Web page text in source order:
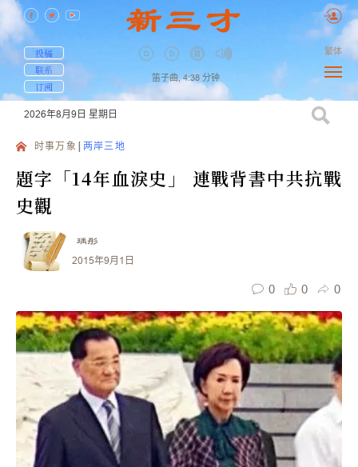
投稿
联系
订阅
笛子曲, 4:38 分钟
繁体
2026年8月9日 星期日
时事万象 两岸三地
題字「14年血淚史」 連戰背書中共抗戰
史觀
瑀彤
2015年9月1日
0 0 0